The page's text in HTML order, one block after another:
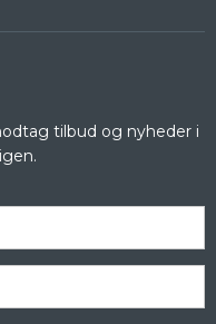
tilbud og nyheder i